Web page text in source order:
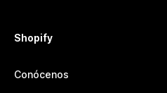
Shopify
Conócenos